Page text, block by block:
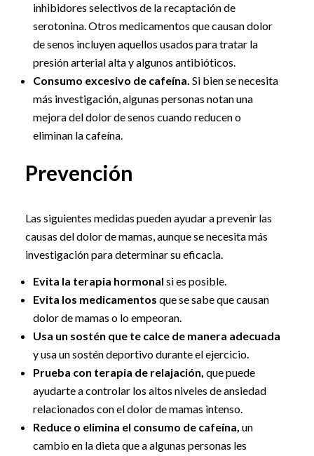
inhibidores selectivos de la recaptación de
serotonina. Otros medicamentos que causan dolor
de senos incluyen aquellos usados para tratar la
presión arterial alta y algunos antibióticos.
Consumo excesivo de cafeína. Si bien se necesita
más investigación, algunas personas notan una
mejora del dolor de senos cuando reducen o
eliminan la cafeína.
Prevención
Las siguientes medidas pueden ayudar a prevenir las
causas del dolor de mamas, aunque se necesita más
investigación para determinar su eficacia.
Evita la terapia hormonal si es posible.
Evita los medicamentos que se sabe que causan
dolor de mamas o lo empeoran.
Usa un sostén que te calce de manera adecuada
y usa un sostén deportivo durante el ejercicio.
Prueba con terapia de relajación, que puede
ayudarte a controlar los altos niveles de ansiedad
relacionados con el dolor de mamas intenso.
Reduce o elimina el consumo de cafeína, un
cambio en la dieta que a algunas personas les